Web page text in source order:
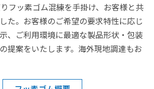
フッ素ゴム混練を手掛け、お客様と共
た。お客様のご希望の要求特性に応じ
、ご利用環境に最適な製品形状・包装
提案をいたします。海外現地調達もお